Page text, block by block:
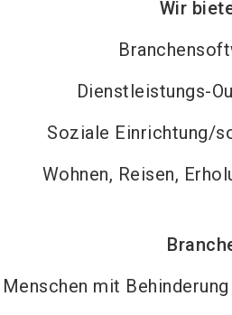
Wir
Dienstleistungs-
Soziale Einrichtung/
Wohnen, Reisen,
mit